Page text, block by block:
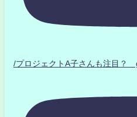
/プロジェクトA子さんも注目？